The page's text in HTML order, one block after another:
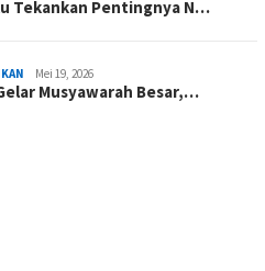
Tekankan Pentingnya N…
Mei 19, 2026
Musyawarah Besar,…